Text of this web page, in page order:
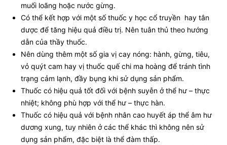
muối loãng hoặc nước gừng.
Có thể kết hợp với một số thuốc y học cổ truyền hay tân
dược để tăng hiệu quả điều trị. Nên tuân thủ theo hướng
dẫn của thầy thuốc.
Nên dùng thêm một số gia vị cay nóng: hành, gừng, tiêu,
vỏ quýt cam hay vị thuốc quế chi ma hoàng để tránh tình
trạng cảm lạnh, đầy bụng khi sử dụng sản phẩm.
Thuốc có hiệu quả tốt đối với bệnh suyễn ở thể hư – thực
nhiệt; không phù hợp với thể hư – thực hàn.
Thuốc có hiệu quả với bệnh nhân cao huyết áp thể âm hư
dương xung, tuy nhiên ở các thể khác thì không nên sử
dụng sản phẩm, đặc biệt là thể đàm thấp.